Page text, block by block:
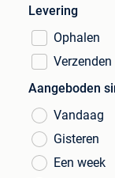
Levering
Ophalen
Verzenden
Aangeboden
Vandaag
Gisteren
Een week